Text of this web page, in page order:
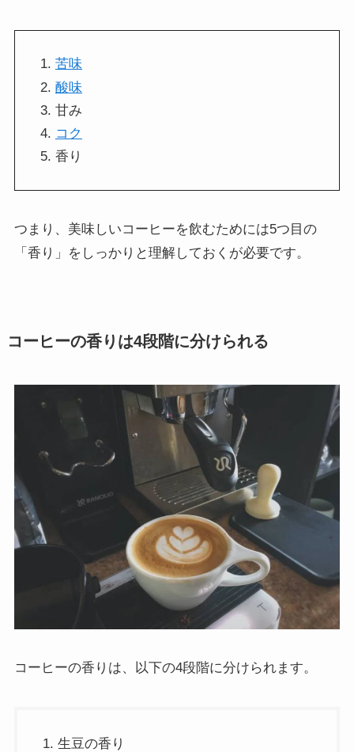
苦味
酸味
甘み
コク
香り
つまり、美味しいコーヒーを飲むためには5つ目の
「香り」をしっかりと理解しておくが必要です。
コーヒーの香りは4段階に分けられる
コーヒーの香りは、以下の4段階に分けられます。
生豆の香り